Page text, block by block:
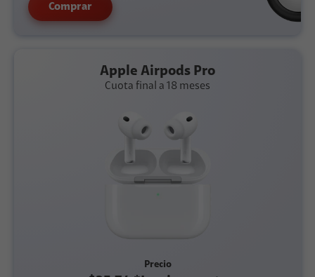
Comprar
Apple Airpods Pro
Cuota final a 18 meses
Precio